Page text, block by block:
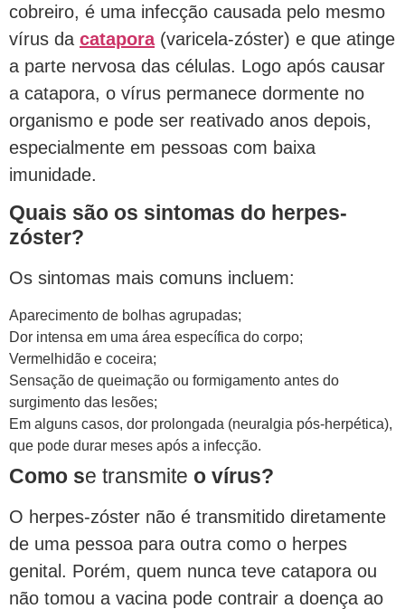
cobreiro, é uma infecção causada pelo mesmo
vírus da catapora(varicela-zóster) e que atinge
a parte nervosa das células. Logo após causar
a catapora, o vírus permanece dormente no
organismo e pode ser reativado anos depois,
especialmente em pessoas com baixa
imunidade.
Quais são os sintomas do herpes-
zóster?
Os sintomas mais comuns incluem:
Aparecimento de bolhas agrupadas;
Dor intensa em uma área específica do corpo;
Vermelhidão e coceira;
Sensação de queimação ou formigamento antes do
surgimento das lesões;
Em alguns casos, dor prolongada (neuralgia pós-herpética),
que pode durar meses após a infecção.
Como se transmite o vírus?
O herpes-zóster não é transmitido diretamente
de uma pessoa para outra como o herpes
genital. Porém, quem nunca teve catapora ou
não tomou a vacina pode contrair a doença ao